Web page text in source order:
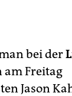
bei der
am Freitag
Jason